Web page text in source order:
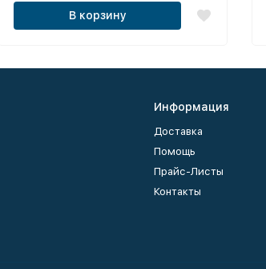
В корзину
Информация
Доставка
Помощь
Прайс-Листы
Контакты